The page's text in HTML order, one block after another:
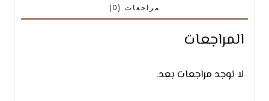
مراجعات (0)
المراجعات
لا توجد مراجعات بعد.